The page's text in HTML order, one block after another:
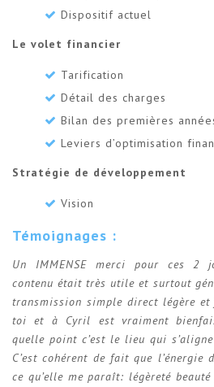
Dispositif actuel
Le volet financier
Tarification
Détail des charges
Bilan des premières
Leviers d’optimisation
Stratégie de développement
Vision
Témoignages :
Un IMMENSE merci pour ces 2
contenu était très utile et surtout
transmission simple direct légère et
toi et à Cyril est vraiment
quelle point c’est le lieu qui
C’est cohérent de fait que
ce qu’elle me paraît: légèreté